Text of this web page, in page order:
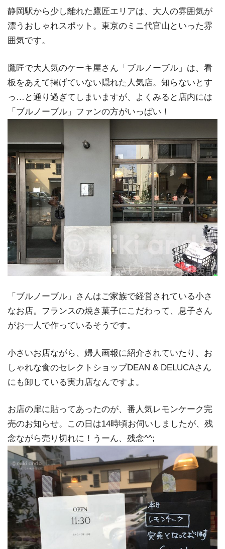
静岡駅から少し離れた鷹匠エリアは、大人の雰囲気が
漂うおしゃれスポット。東京のミニ代官山といった雰
囲気です。
鷹匠で大人気のケーキ屋さん「ブルノーブル」は、看
板をあえて掲げていない隠れた人気店。知らないとす
っ…と通り過ぎてしまいますが、よくみると店内には
「ブルノーブル」ファンの方がいっぱい！
「ブルノーブル」さんはご家族で経営されている小さ
なお店。フランスの焼き菓子にこだわって、息子さん
がお一人で作っているそうです。
小さいお店ながら、婦人画報に紹介されていたり、お
しゃれな食のセレクトショップDEAN & DELUCAさん
にも卸している実力店なんですよ。
お店の扉に貼ってあったのが、番人気レモンケーク完
売のお知らせ。この日は14時頃お伺いしましたが、残
念ながら売り切れに！うーん、残念^^;